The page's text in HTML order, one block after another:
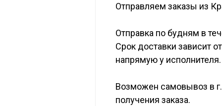
Отправляем заказы из
Отправка по будням в
Срок доставки зависит
напрямую у исполнителя.
Возможен самовывоз в
получения заказа.